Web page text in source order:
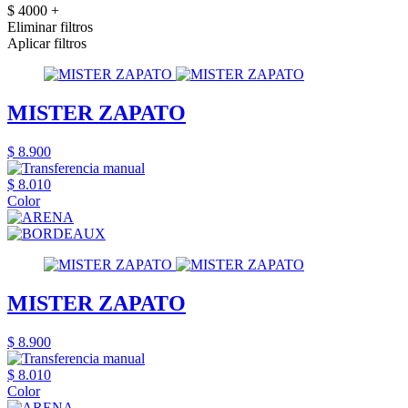
$ 4000 +
Eliminar filtros
Aplicar filtros
MISTER ZAPATO
$ 8.900
$ 8.010
Color
MISTER ZAPATO
$ 8.900
$ 8.010
Color